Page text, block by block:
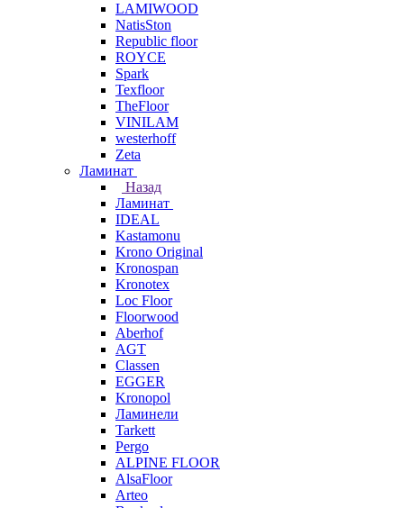
LAMIWOOD
NatisSton
Republic floor
ROYCE
Spark
Texfloor
TheFloor
VINILAM
westerhoff
Zeta
Ламинат
Назад
Ламинат
IDEAL
Kastamonu
Krono Original
Kronospan
Kronotex
Loc Floor
Floorwood
Aberhof
AGT
Classen
EGGER
Kronopol
Ламинели
Tarkett
Pergo
ALPINE FLOOR
AlsaFloor
Arteo